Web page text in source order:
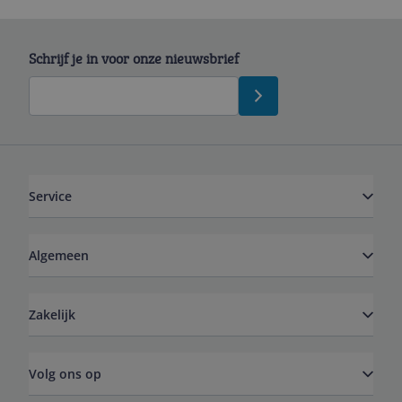
Schrijf je in voor onze nieuwsbrief
Service
Algemeen
Zakelijk
Volg ons op